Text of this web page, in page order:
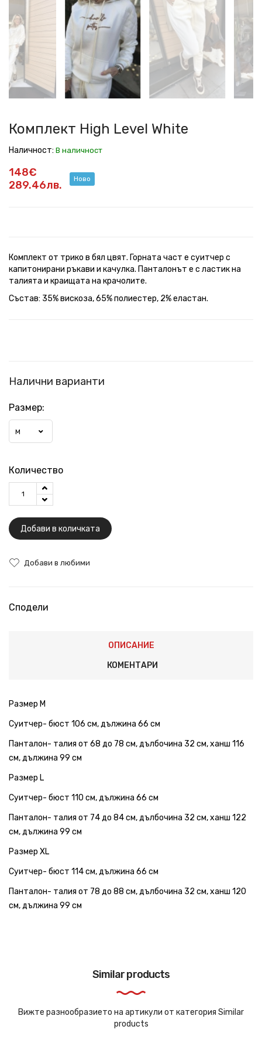
Level
White
Level
White
Level
White
Level
White
Level
White
Level
White
Level
White
Комплект High Level White
Наличност: В наличност
148€
289.46лв.
Ново
Комплект от трико в бял цвят. Горната част е суитчер с
капитонирани ръкави и качулка. Панталонът е с ластик на
талията и краищата на крачолите.
Състав: 35% вискоза, 65% полиестер, 2% еластан.
Налични варианти
Размер:
M
Количество
Добави в количката
Добави в любими
Сподели
ОПИСАНИЕ
КОМЕНТАРИ
Размер М
Суитчер- бюст 106 см, дължина 66 см
Панталон- талия от 68 до 78 см, дълбочина 32 см, ханш 116
см, дължина 99 см
Размер L
Суитчер- бюст 110 см, дължина 66 см
Панталон- талия от 74 до 84 см, дълбочина 32 см, ханш 122
см, дължина 99 см
Размер XL
Суитчер- бюст 114 см, дължина 66 см
Панталон- талия от 78 до 88 см, дълбочина 32 см, ханш 120
см, дължина 99 см
Similar products
Вижте разнообразието на артикули от категория Similar
products